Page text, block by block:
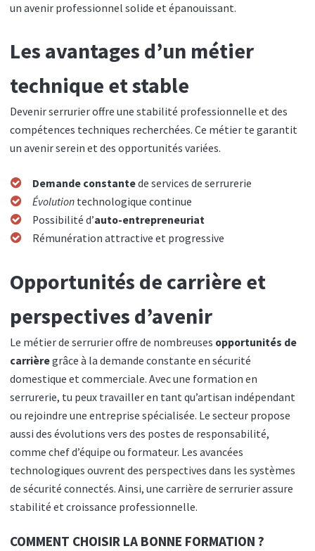
un avenir professionnel solide et épanouissant.
Les avantages d’un métier
technique et stable
Devenir serrurier offre une stabilité professionnelle et des
compétences techniques recherchées. Ce métier te garantit
un avenir serein et des opportunités variées.
Demande constantede services de serrurerie
Évolutiontechnologique continue
Possibilité d’auto-entrepreneuriat
Rémunération attractive et progressive
Opportunités de carrière et
perspectives d’avenir
Le métier de serrurier offre de nombreuses opportunités de
carrièregrâce à la demande constante en sécurité
domestique et commerciale. Avec une formation en
serrurerie, tu peux travailler en tant qu’artisan indépendant
ou rejoindre une entreprise spécialisée. Le secteur propose
aussi des évolutions vers des postes de responsabilité,
comme chef d’équipe ou formateur. Les avancées
technologiques ouvrent des perspectives dans les systèmes
de sécurité connectés. Ainsi, une carrière de serrurier assure
stabilité et croissance professionnelle.
COMMENT CHOISIR LA BONNE FORMATION ?